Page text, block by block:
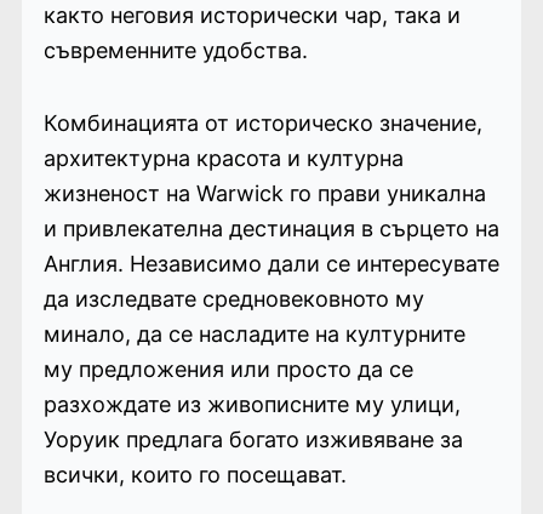
както неговия исторически чар, така и
съвременните удобства.
Комбинацията от историческо значение,
архитектурна красота и културна
жизненост на Warwick го прави уникална
и привлекателна дестинация в сърцето на
Англия. Независимо дали се интересувате
да изследвате средновековното му
минало, да се насладите на културните
му предложения или просто да се
разхождате из живописните му улици,
Уоруик предлага богато изживяване за
всички, които го посещават.